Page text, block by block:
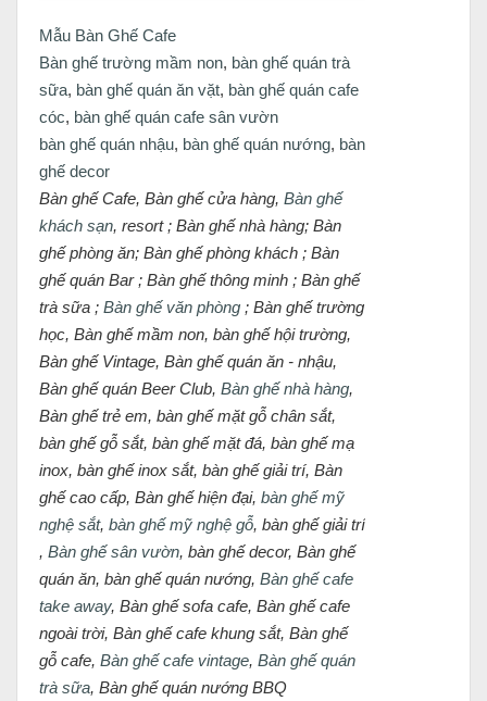
Mẫu Bàn Ghế Cafe
Bàn ghế trường mầm non, bàn ghế quán trà
sữa, bàn ghế quán ăn vặt, bàn ghế quán cafe
cóc, bàn ghế quán cafe sân vườn
bàn ghế quán nhậu, bàn ghế quán nướng, bàn
ghế decor
Bàn ghế Cafe, Bàn ghế cửa hàng, Bàn ghế
khách sạn, resort ; Bàn ghế nhà hàng; Bàn
ghế phòng ăn; Bàn ghế phòng khách ; Bàn
ghế quán Bar ; Bàn ghế thông minh ; Bàn ghế
trà sữa ; Bàn ghế văn phòng ; Bàn ghế trường
học, Bàn ghế mầm non, bàn ghế hội trường,
Bàn ghế Vintage, Bàn ghế quán ăn - nhậu,
Bàn ghế quán Beer Club, Bàn ghế nhà hàng,
Bàn ghế trẻ em, bàn ghế mặt gỗ chân sắt,
bàn ghế gỗ sắt, bàn ghế mặt đá, bàn ghế mạ
inox, bàn ghế inox sắt, bàn ghế giải trí, Bàn
ghế cao cấp, Bàn ghế hiện đại, bàn ghế mỹ
nghệ sắt, bàn ghế mỹ nghệ gỗ, bàn ghế giải trí
, Bàn ghế sân vườn, bàn ghế decor, Bàn ghế
quán ăn, bàn ghế quán nướng, Bàn ghế cafe
take away, Bàn ghế sofa cafe, Bàn ghế cafe
ngoài trời, Bàn ghế cafe khung sắt, Bàn ghế
gỗ cafe, Bàn ghế cafe vintage, Bàn ghế quán
trà sữa, Bàn ghế quán nướng BBQ